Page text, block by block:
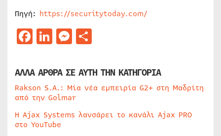
Πηγή: https://securitytoday.com/
Facebook
LinkedIn
Messenger
ΑΛΛΑ ΑΡΘΡΑ ΣΕ ΑΥΤΗ ΤΗΝ ΚΑΤΗΓΟΡΙΑ
Rakson S.A.: Μία νέα εμπειρία G2+ στη Μαδρίτη
από την Golmar
Η Ajax Systems λανσάρει το κανάλι Ajax PRO
στο YouTube